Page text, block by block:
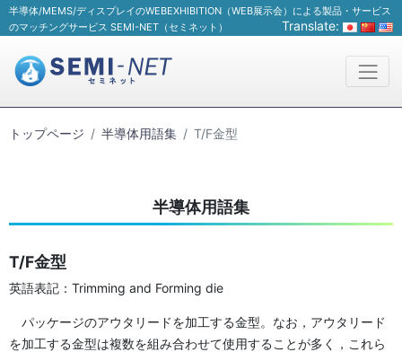
半導体/MEMS/ディスプレイのWEBEXHIBITION（WEB展示会）による製品・サービス
のマッチングサービス SEMI-NET（セミネット）
Translate:
トップページ 半導体用語集 T/F金型
半導体用語集
T/F金型
英語表記：Trimming and Forming die
パッケージのアウタリードを加工する金型。なお，アウタリード
を加工する金型は複数を組み合わせて使用することが多く，これら